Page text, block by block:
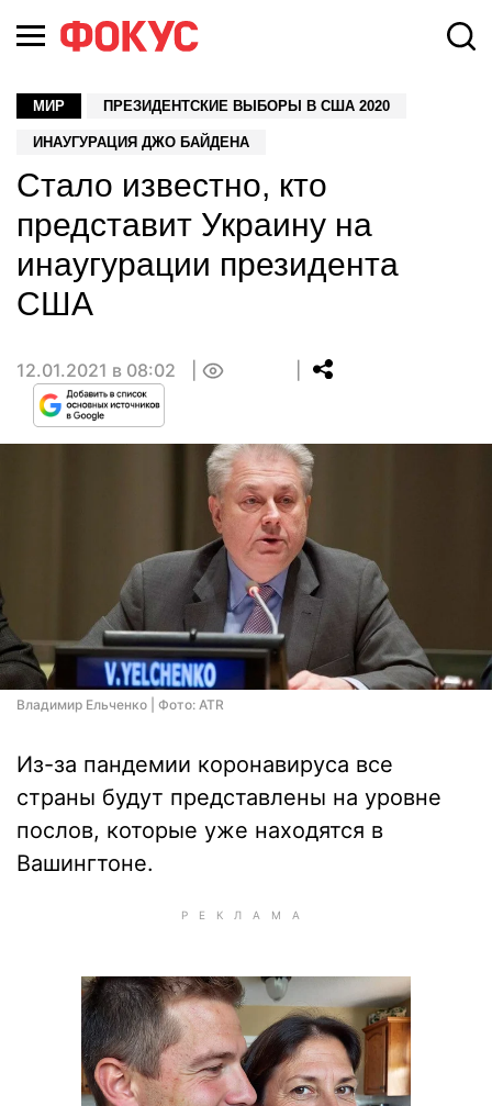
МИР ПРЕЗИДЕНТСКИЕ ВЫБОРЫ В США 2020
ИНАУГУРАЦИЯ ДЖО БАЙДЕНА
Стало известно, кто
представит Украину на
инаугурации президента
США
12.01.2021 в 08:02
Владимир Ельченко | Фото: ATR
Из-за пандемии коронавируса все
страны будут представлены на уровне
послов, которые уже находятся в
Вашингтоне.